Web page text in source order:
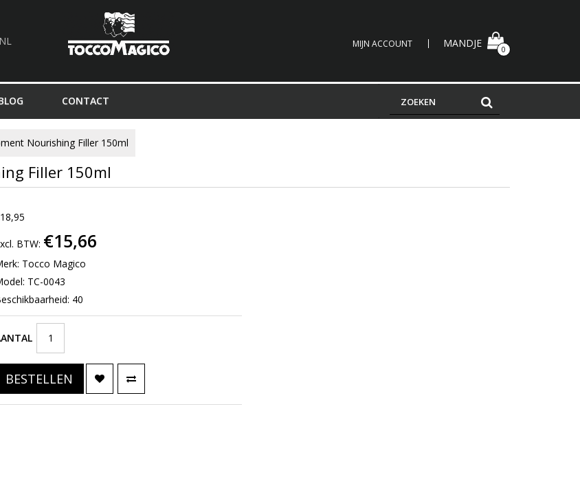
MIJN ACCOUNT MANDJE 0
CONTACT
Filler 150ml
Nourishing Filler 150ml
BTW: €15,66
Tocco Magico
TC-0043
40
BESTELLEN